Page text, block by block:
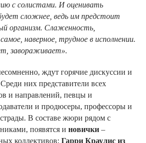
с солистами. И оценивать
сложнее, ведь им предстоит
организм. Слаженность,
наверное, трудное в исполнении.
завораживает».
ждут горячие дискуссии и
них представители всех
и направлений, певцы и
и продюсеры, профессоры и
В составе жюри рядом с
появятся и новички –
коллективов: Гарри Краулис из